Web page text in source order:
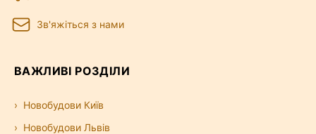
Зв'яжіться з нами
ВАЖЛИВІ РОЗДІЛИ
Новобудови Київ
Новобудови Львів